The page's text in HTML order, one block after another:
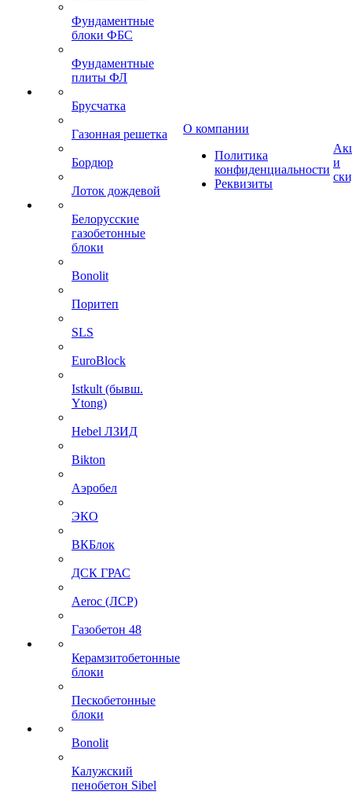
Фундаментные
блоки ФБС
Фундаментные
плиты ФЛ
Брусчатка
Газонная решетка
Бордюр
Лоток дождевой
Белорусские
газобетонные
блоки
Bonolit
Поритеп
SLS
EuroBlock
Istkult (бывш.
Ytong)
Hebel ЛЗИД
Bikton
Аэробел
ЭКО
ВКБлок
ДСК ГРАС
Aeroc (ЛСР)
Газобетон 48
Керамзитобетонные
блоки
Пескобетонные
блоки
Bonolit
Калужский
пенобетон Sibel
О компании
Политика
конфиденциальности
Реквизиты
и